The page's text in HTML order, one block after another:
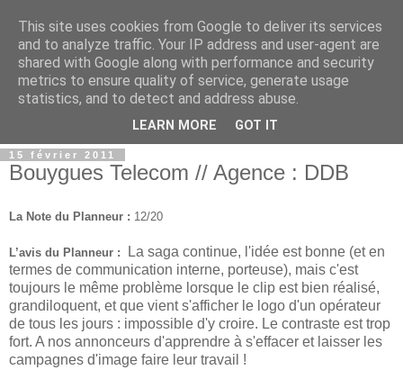
15 février 2011
Bouygues Telecom // Agence : DDB
La Note du Planneur : 12/20
L’avis du Planneur :
La saga continue, l'idée est bonne (et en
termes de communication interne, porteuse), mais c'est
toujours le même problème lorsque le clip est bien réalisé,
grandiloquent, et que vient s'afficher le logo d'un opérateur
de tous les jours : impossible d'y croire. Le contraste est trop
fort. A nos annonceurs d'apprendre à s'effacer et laisser les
campagnes d'image faire leur travail !
This site uses cookies from Google to deliver its services
and to analyze traffic. Your IP address and user-agent are
shared with Google along with performance and security
metrics to ensure quality of service, generate usage
statistics, and to detect and address abuse.
LEARN MORE GOT IT